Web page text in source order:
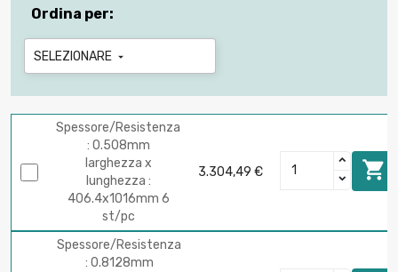
Ordina per:
SELEZIONARE 
Spessore/Resistenza
: 0.508mm
larghezza x
lunghezza :
406.4x1016mm 6
st/pc
3.304,49 € 
Spessore/Resistenza
: 0.8128mm